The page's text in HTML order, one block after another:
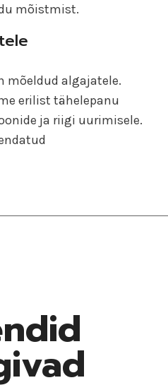
mõistmist.
mõeldud algajatele.
erilist tähelepanu
ja riigi uurimisele.